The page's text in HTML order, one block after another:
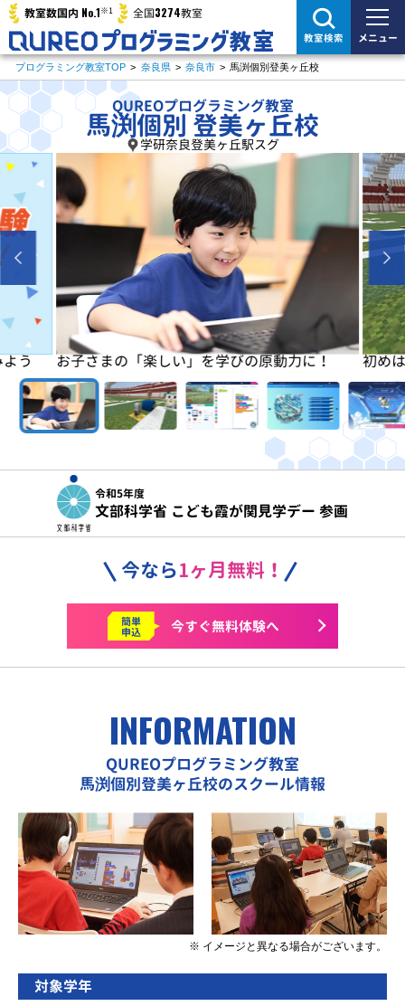
教室数国内 No.1※1 全国3274教室
教室検索 メニュー
プログラミング教室TOP > 奈良県 > 奈良市 > 馬渕個別登美ヶ丘校
QUREOプログラミング教室
馬渕個別 登美ヶ丘校
学研奈良登美ヶ丘駅スグ
う お子さまの「楽しい」を学びの原動力に！ 初め
令和5年度
文部科学省 こども霞が関見学デー 参画
今なら1ヶ月無料！
簡単
申込 今すぐ無料体験へ
INFORMATION
QUREOプログラミング教室
馬渕個別登美ヶ丘校のスクール情報
※ イメージと異なる場合がございます。
対象学年